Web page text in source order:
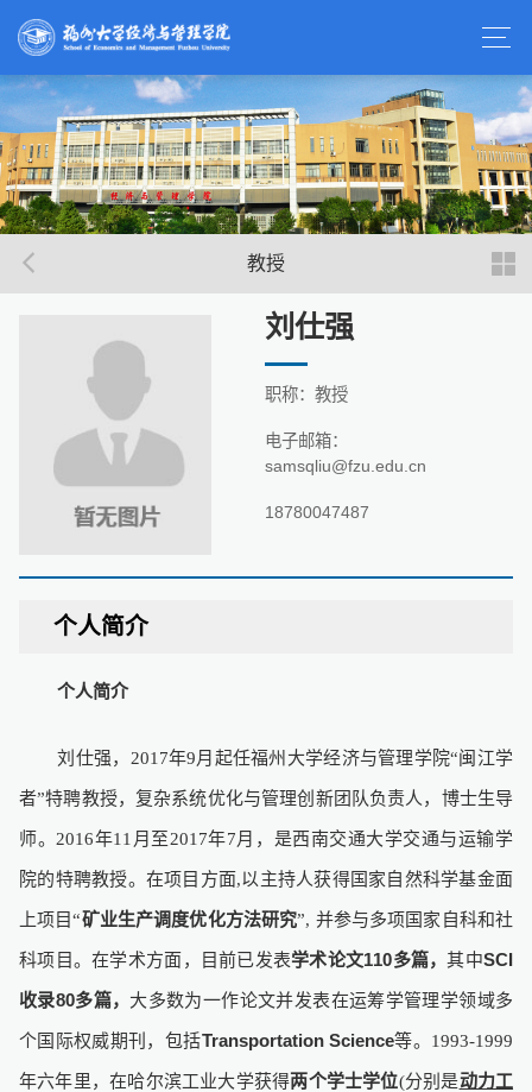
教授
刘仕强
职称：教授
电子邮箱：
samsqliu@fzu.edu.cn
18780047487
个人简介
个人简介
刘仕强， 2017年9月起任福州大学经济与管理学院“闽江学
者”特聘教授，复杂系统优化与管理创新团队负责人，博士生导
师。 2016年11 月至2017年7月，是西南交通大学交通与运输学
院的特聘教授。在项目方面,以主持人获得国家自然科学基金面
上项目“矿业生产调度优化方法研究”, 并参与多项国家自科和社
科项目。在学术方面，目前已发表学术论文110多篇，其中SCI
收录80多篇， 大多数为一作论文并发表在运筹学管理学领域多
个国际权威期刊，包括Transportation Science等。 1993-1999
年六年里，在哈尔滨工业大学获得两个学士学位(分别是动力工